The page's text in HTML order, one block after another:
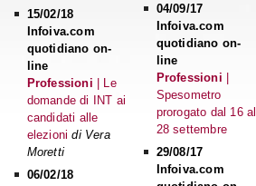
15/02/18
Infoiva.com
quotidiano on-
line
Professioni | Le
domande di INT ai
candidati alle
elezioni di Vera
Moretti
06/02/18
04/09/17
Infoiva.com
quotidiano on-
line
Professioni |
Spesometro
prorogato dal 16 al
28 settembre
29/08/17
Infoiva.com